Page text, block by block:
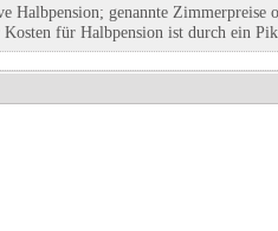
Halbpension; genannte
für Halbpension ist durch ein